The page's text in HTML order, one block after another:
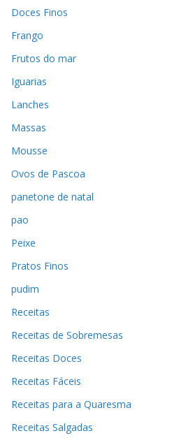
Doces Finos
Frango
Frutos do mar
Iguarias
Lanches
Massas
Mousse
Ovos de Pascoa
panetone de natal
pao
Peixe
Pratos Finos
pudim
Receitas
Receitas de Sobremesas
Receitas Doces
Receitas Fáceis
Receitas para a Quaresma
Receitas Salgadas